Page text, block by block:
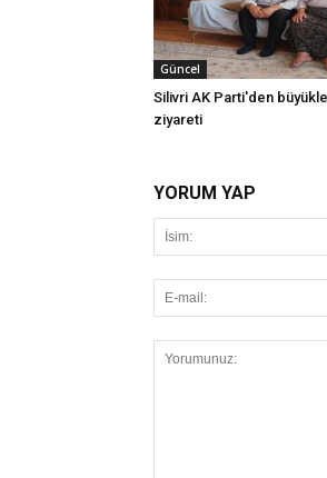
Güncel
Silivri AK Parti'den
ziyareti
YORUM YAP